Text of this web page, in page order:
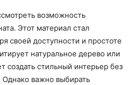
возможность
Этот материал стал
своей доступности и простоте
натуральное дерево или
создать стильный интерьер без
Однако важно выбирать